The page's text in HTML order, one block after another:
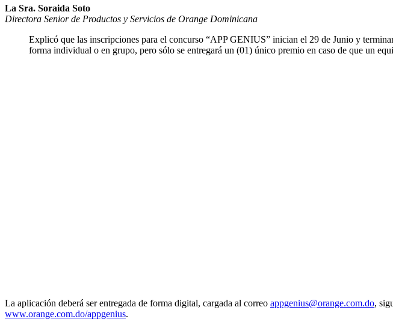
La Sra. Soraida Soto
Directora Senior de Productos y Servicios de Orange Dominicana
Explicó que las inscripciones para el concurso “APP GENIUS” inician el 29 de Junio y
forma individual o en grupo, pero sólo se entregará un (01) único premio en caso de que un
La aplicación deberá ser entregada de forma digital, cargada al correo appgenius@orange.com.do,
www.orange.com.do/appgenius.